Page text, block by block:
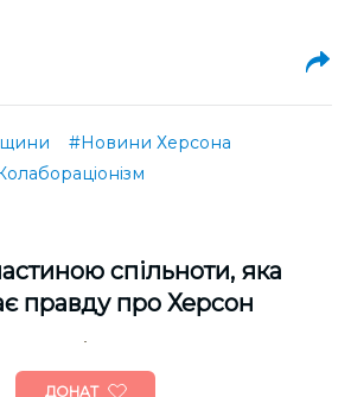
#Новини Херсона
спільноти, яка
правду про Херсон
ДОНАТ